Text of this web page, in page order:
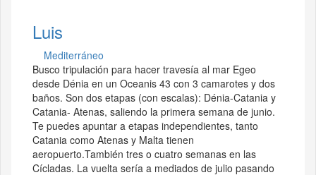
Luis
Mediterráneo
Busco tripulación para hacer travesía al mar Egeo
desde Dénia en un Oceanis 43 con 3 camarotes y dos
baños. Son dos etapas (con escalas): Dénia-Catania y
Catania- Atenas, saliendo la primera semana de junio.
Te puedes apuntar a etapas independientes, tanto
Catania como Atenas y Malta tienen
aeropuerto.También tres o cuatro semanas en las
Cícladas. La vuelta sería a mediados de julio pasando